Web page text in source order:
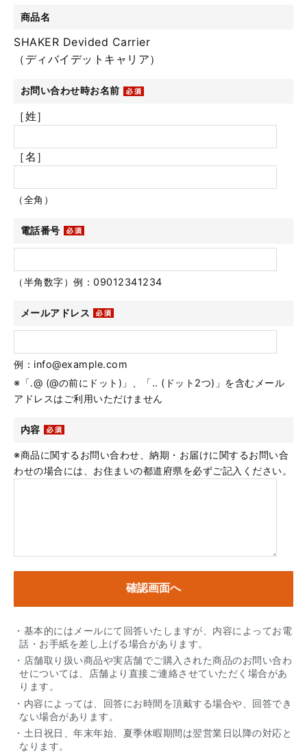
商品名
SHAKER Devided Carrier
（ディバイデットキャリア）
お問い合わせ時お名前
［姓］
［名］
（全角）
電話番号
（半角数字）例：09012341234
メールアドレス
例：info@example.com
※「.@ (@の前にドット)」、「.. (ドット2つ)」を含むメール
アドレスはご利用いただけません
内容
※商品に関するお問い合わせ、納期・お届けに関するお問い合
わせの場合には、お住まいの都道府県を必ずご記入ください。
・基本的にはメールにて回答いたしますが、内容によってお電
話・お手紙を差し上げる場合があります。
・店舗取り扱い商品や実店舗でご購入された商品のお問い合わ
せについては、店舗より直接ご連絡させていただく場合があ
ります。
・内容によっては、回答にお時間を頂戴する場合や、回答でき
ない場合があります。
・土日祝日、年末年始、夏季休暇期間は翌営業日以降の対応と
なります。